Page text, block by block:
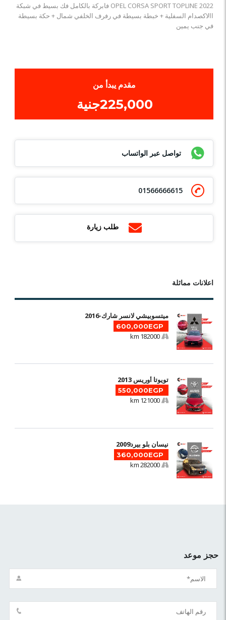
OPEL CORSA SPORT TOPLINE 2022 فابركة بالكامل فك بسيط في شبكة
االاكصدام السفلية + خبطة بسيطة في رفرف الخلفي شمال + حكة بسيطة
في جنب يمين
مقدم يبدأ من
225,000جنية
تواصل عبر الواتساب
01566666615
طلب زيارة
اعلانات مماثلة
ميتسوبيشي لانسر شارك-2016
600,000EGP
182000 km
تويوتا أوريس 2013
550,000EGP
121000 km
نيسان بلو بيرد2009
360,000EGP
282000 km
حجز موعد